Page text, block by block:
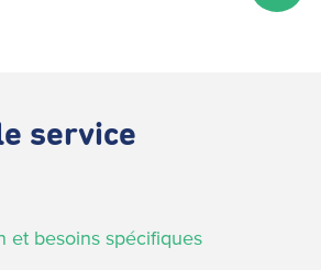
service
et besoins spécifiques